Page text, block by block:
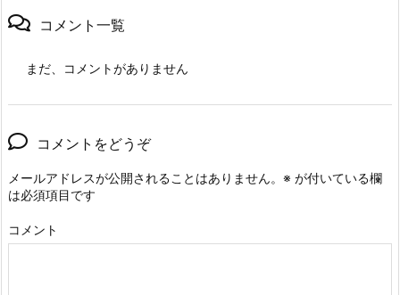
コメント一覧
まだ、コメントがありません
コメントをどうぞ
メールアドレスが公開されることはありません。 ※ が付いている欄
は必須項目です
コメント